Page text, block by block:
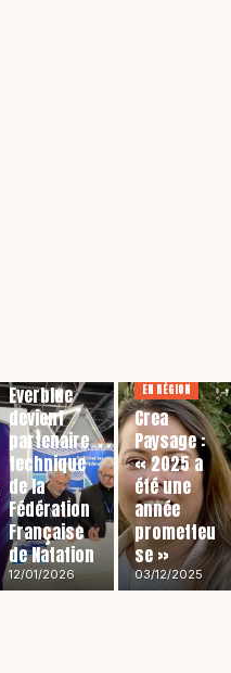
Everblue
devient
partenaire
technique
de la
Fédération
Française
de Natation
12/01/2026
EN RÉGION
Crea
Paysage :
« 2025 a
été une
année
prometteu
se »
03/12/2025